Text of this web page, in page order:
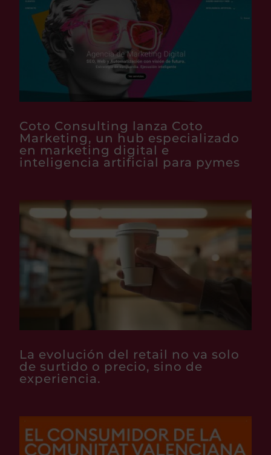
Coto Consulting lanza Coto
Marketing, un hub especializado
en marketing digital e
inteligencia artificial para pymes
La evolución del retail no va solo
de surtido o precio, sino de
experiencia.